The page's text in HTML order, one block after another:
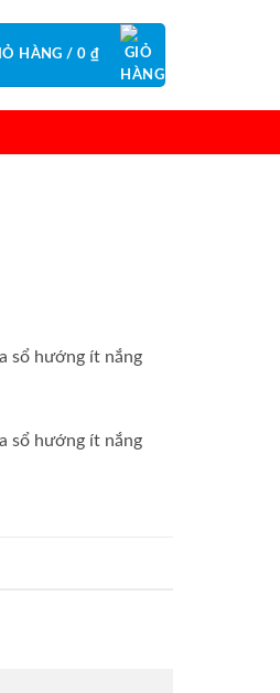
HÀNG / 0 ₫
sổ hướng ít nắng
sổ hướng ít nắng